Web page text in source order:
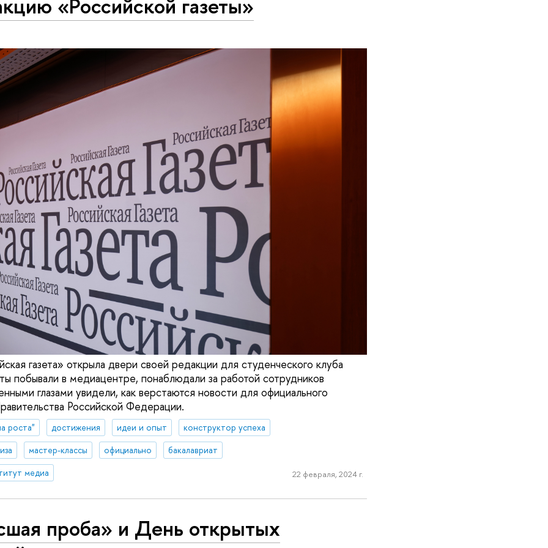
газета» открыла двери своей редакции для студенческого клуба
побывали в медиацентре, понаблюдали за работой сотрудников
глазами увидели, как верстаются новости для официального
Российской Федерации.
роста" достижения идеи и опыт
конструктор успеха
мастер-классы официально
бакалавриат
медиа
22 февраля, 2024 г.
проба» и День открытых